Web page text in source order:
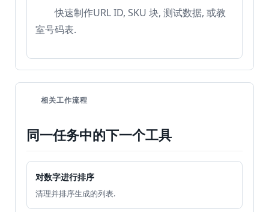
快速制作URL ID, SKU 块, 测试数据, 或教
室号码表.
相关工作流程
同一任务中的下一个工具
对数字进行排序
清理并排序生成的列表.